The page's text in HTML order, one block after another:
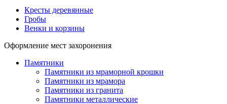
Кресты деревянные
Гробы
Венки и корзины
Оформление мест захоронения
Памятники
Памятники из мраморной крошки
Памятники из мрамора
Памятники из гранита
Памятники металлические